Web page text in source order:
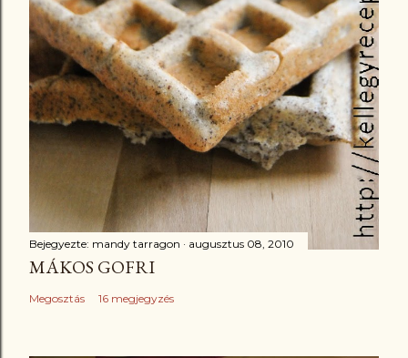
Bejegyezte: mandy tarragon augusztus 08, 2010
MÁKOS GOFRI
Megosztás 16 megjegyzés